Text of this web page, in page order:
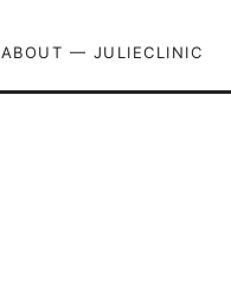
ABOUT — JULIECLINIC